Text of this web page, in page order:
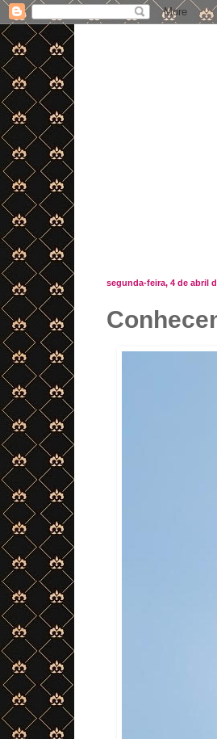
segunda-feira, 4 de abril